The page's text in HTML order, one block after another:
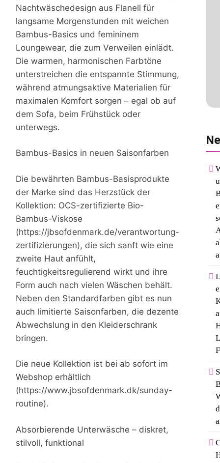
Nachtwäschedesign aus Flanell für
langsame Morgenstunden mit weichen
Bambus-Basics und femininem
Loungewear, die zum Verweilen einlädt.
Die warmen, harmonischen Farbtöne
unterstreichen die entspannte Stimmung,
während atmungsaktive Materialien für
maximalen Komfort sorgen – egal ob auf
dem Sofa, beim Frühstück oder
unterwegs.
Bambus-Basics in neuen Saisonfarben
Die bewährten Bambus-Basisprodukte
der Marke sind das Herzstück der
Kollektion: OCS-zertifizierte Bio-
Bambus-Viskose
(https://jbsofdenmark.de/verantwortung-
zertifizierungen), die sich sanft wie eine
zweite Haut anfühlt,
feuchtigkeitsregulierend wirkt und ihre
Form auch nach vielen Wäschen behält.
Neben den Standardfarben gibt es nun
auch limitierte Saisonfarben, die dezente
Abwechslung in den Kleiderschrank
bringen.
Die neue Kollektion ist bei ab sofort im
Webshop erhältlich
(https://www.jbsofdenmark.dk/sunday-
routine).
Absorbierende Unterwäsche – diskret,
stilvoll, funktional